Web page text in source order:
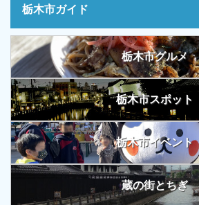
栃木市ガイド
栃木市グルメ
栃木市スポット
栃木市イベント
蔵の街とちぎ